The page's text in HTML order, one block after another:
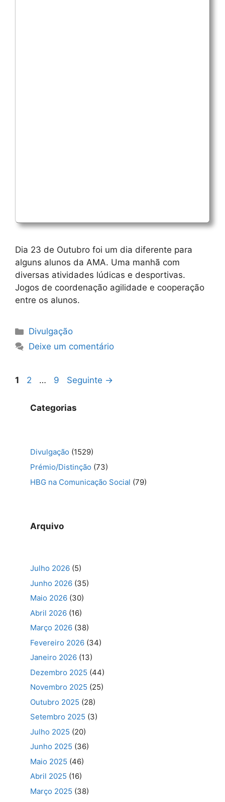
Dia 23 de Outubro foi um dia diferente para
alguns alunos da AMA. Uma manhã com
diversas atividades lúdicas e desportivas.
Jogos de coordenação agilidade e cooperação
entre os alunos.
Categorias
Divulgação
Deixe um comentário
Navegação
artigos
Página
1 Página
2 … Página
9 Seguinte →
Categorias
Divulgação (1529)
Prémio/Distinção (73)
HBG na Comunicação Social (79)
Arquivo
Julho 2026 (5)
Junho 2026 (35)
Maio 2026 (30)
Abril 2026 (16)
Março 2026 (38)
Fevereiro 2026 (34)
Janeiro 2026 (13)
Dezembro 2025 (44)
Novembro 2025 (25)
Outubro 2025 (28)
Setembro 2025 (3)
Julho 2025 (20)
Junho 2025 (36)
Maio 2025 (46)
Abril 2025 (16)
Março 2025 (38)